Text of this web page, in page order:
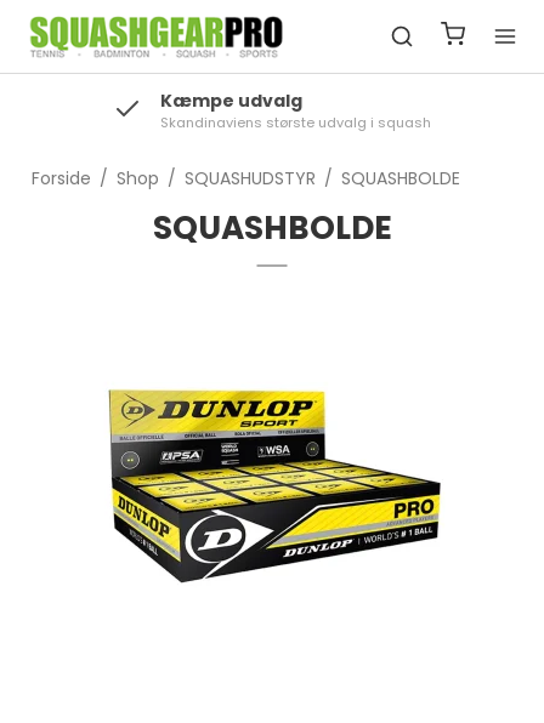
Kæmpe udvalg
Skandinaviens største udvalg i squash
Forside / Shop / SQUASHUDSTYR / SQUASHBOLDE
SQUASHBOLDE